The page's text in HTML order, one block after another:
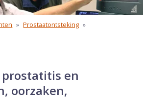
» Prostaatontsteking »
en
oorzaken,